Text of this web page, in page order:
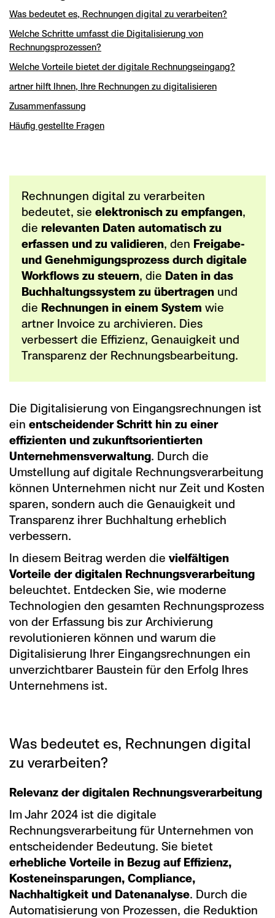
Was bedeutet es, Rechnungen digital zu verarbeiten?
Welche Schritte umfasst die Digitalisierung von
Rechnungsprozessen?
Welche Vorteile bietet der digitale Rechnungseingang?
artner hilft Ihnen, Ihre Rechnungen zu digitalisieren
Zusammenfassung
Häufig gestellte Fragen
Rechnungen digital zu verarbeiten
bedeutet, sie elektronisch zu empfangen,
die relevanten Daten automatisch zu
erfassen und zu validieren, den Freigabe-
und Genehmigungsprozess durch digitale
Workflows zu steuern, die Daten in das
Buchhaltungssystem zu übertragen und
die Rechnungen in einem System wie
artner Invoice zu archivieren. Dies
verbessert die Effizienz, Genauigkeit und
Transparenz der Rechnungsbearbeitung.
Die Digitalisierung von Eingangsrechnungen ist
ein entscheidender Schritt hin zu einer
effizienten und zukunftsorientierten
Unternehmensverwaltung. Durch die
Umstellung auf digitale Rechnungsverarbeitung
können Unternehmen nicht nur Zeit und Kosten
sparen, sondern auch die Genauigkeit und
Transparenz ihrer Buchhaltung erheblich
verbessern.
In diesem Beitrag werden die vielfältigen
Vorteile der digitalen Rechnungsverarbeitung
beleuchtet. Entdecken Sie, wie moderne
Technologien den gesamten Rechnungsprozess
von der Erfassung bis zur Archivierung
revolutionieren können und warum die
Digitalisierung Ihrer Eingangsrechnungen ein
unverzichtbarer Baustein für den Erfolg Ihres
Unternehmens ist.
Was bedeutet es, Rechnungen digital
zu verarbeiten?
Relevanz der digitalen Rechnungsverarbeitung
Im Jahr 2024 ist die digitale
Rechnungsverarbeitung für Unternehmen von
entscheidender Bedeutung. Sie bietet
erhebliche Vorteile in Bezug auf Effizienz,
Kosteneinsparungen, Compliance,
Nachhaltigkeit und Datenanalyse. Durch die
Automatisierung von Prozessen, die Reduktion